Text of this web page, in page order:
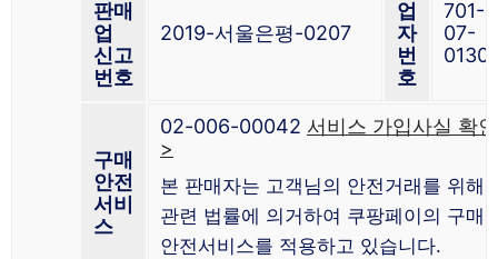
판매
업
신고
번호
2019-서울은평-0207
업
자
번
호
701-
07-
구매
안전
서비
스
02-006-00042 서비스 가입사실 확인
>
본 판매자는 고객님의 안전거래를 위해
관련 법률에 의거하여 쿠팡페이의 구매
안전서비스를 적용하고 있습니다.